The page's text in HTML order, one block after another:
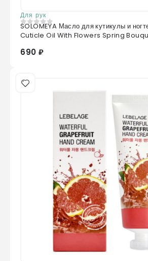
Для рук
0 из 5
SOLOMEYA Масло для кутикулы и
Cuticle Oil With Flowers Spring
690 ₽